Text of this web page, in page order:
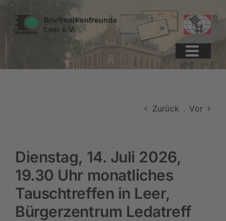
Zum
Inhalt
springen
Zur
Navigation
springen
Zum
Inhalt
springen
Zurück Vor
Dienstag, 14. Juli 2026,
19.30 Uhr monatliches
Tauschtreffen in Leer,
Bürgerzentrum Ledatreff